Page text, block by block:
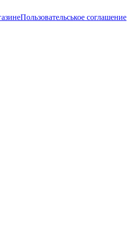
Пользовательськое соглашение